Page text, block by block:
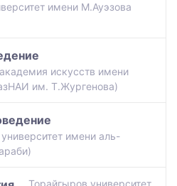
имени М.Ауэзова
искусств имени
им. Т.Жургенова)
имени аль-